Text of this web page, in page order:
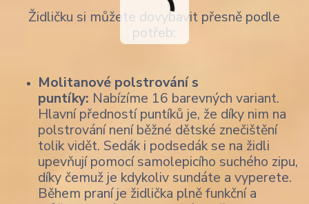
Židličku si můžete dovybavit přesně podle
potřeb:
Molitanové polstrování s
puntíky: Nabízíme 16 barevných variant.
Hlavní předností puntíků je, že díky nim na
polstrování není běžné dětské znečištění
tolik vidět. Sedák i podsedák se na židli
upevňují pomocí samolepicího suchého zipu,
díky čemuž je kdykoliv sundáte a vyperete.
Během praní je židlička plně funkční a